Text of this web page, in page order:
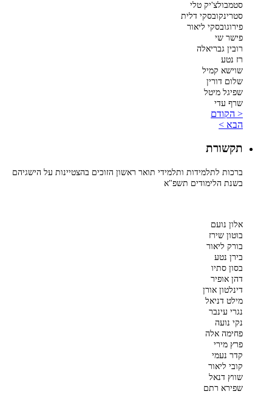
סטמבולצ'יק טלי
סטרינקובסקי דלית
פירוגובסקי ליאור
פישר שי
רובין גבריאלה
רז נטע
שוישא קמיל
שלום דורין
שפיגל מיטל
שרף עדי
< הקודם
הבא >
תקשורת
ברכות לתלמידות ותלמידי תואר ראשון הזוכים בהצטיינות על הישגיהם
בשנת הלימודים תשפ"א
אלון נועם
בוטון שירז
בורק ליאור
בירן נטע
בסון סתיו
דהן אופיר
דינלטון אורן
מילט דניאל
נגרי עינבר
נקי נועה
פחימה אלה
פרץ מירי
קדר נעמי
קובי ליאור
שווץ דנאל
שפירא רתם